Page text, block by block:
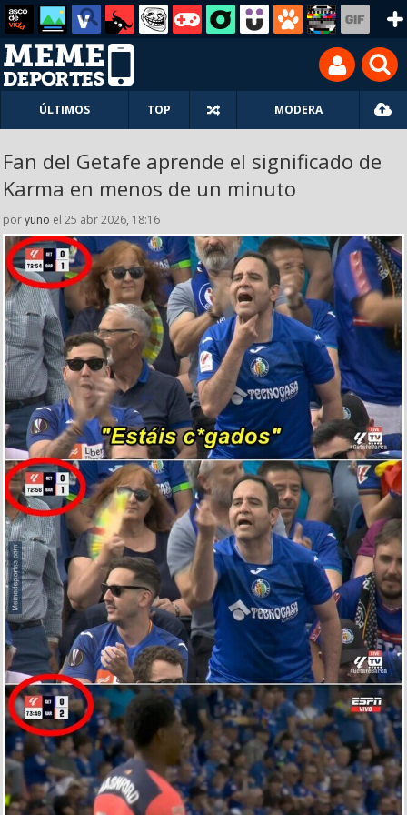
ÚLTIMOS TOP MODERA
Fan del Getafe aprende el significado de
Karma en menos de un minuto
poryuno el 25 abr 2026, 18:16